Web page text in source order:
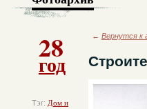
28
год
Тэг: Дом и
← Вернутся к